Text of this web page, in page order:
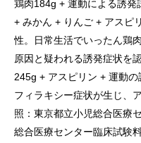
鶏肉184g + 運動による誘発
+ みかん + りんご + アスピ
性。日常生活でいったん鶏
原因と疑われる誘発症状を
245g + アスピリン + 運動
フィラキシー症状が生じ、
照：東京都立小児総合医療
総合医療センター臨床試験